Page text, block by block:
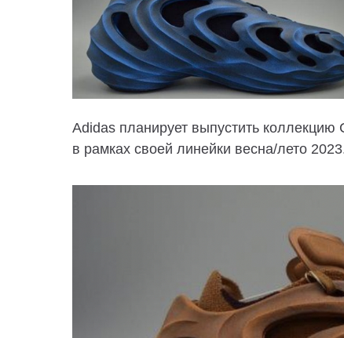
Adidas планирует выпустить
в рамках своей линейки весна/лето